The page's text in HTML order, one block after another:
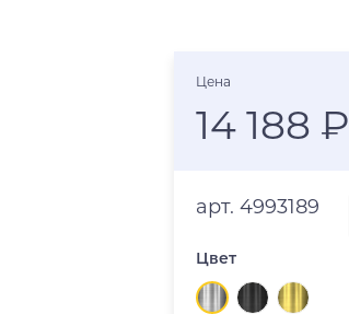
Цена
14 188 ₽
арт. 4993189
Цвет